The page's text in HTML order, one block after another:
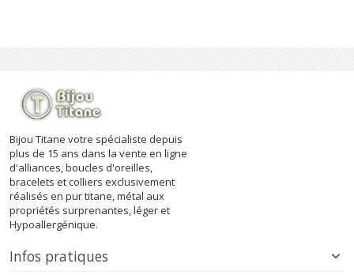
Bijou Titane votre spécialiste depuis
plus de 15 ans dans la vente en ligne
d'alliances, boucles d'oreilles,
bracelets et colliers exclusivement
réalisés en pur titane, métal aux
propriétés surprenantes, léger et
Hypoallergénique.
Infos pratiques